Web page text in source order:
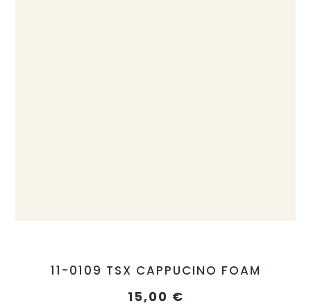
11-0109 TSX CAPPUCINO FOAM
15,00 €